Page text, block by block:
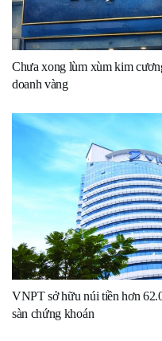
Chưa xong lùm xùm kim
doanh vàng
VNPT sở hữu núi tiền hơn
sàn chứng khoán